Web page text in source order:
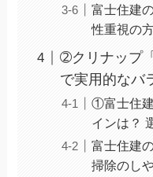
富士住建
性重視の
➁クリナップ
で実用的なバ
①富士住
インは？
富士住建
掃除のし